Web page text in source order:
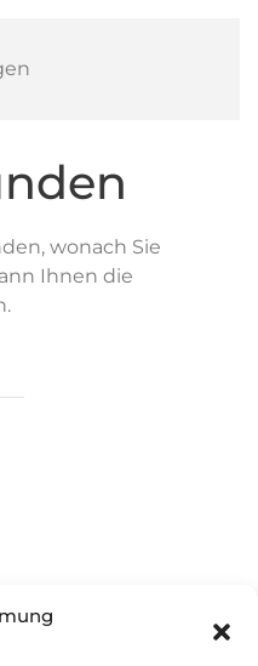
wonach Sie
Ihnen die